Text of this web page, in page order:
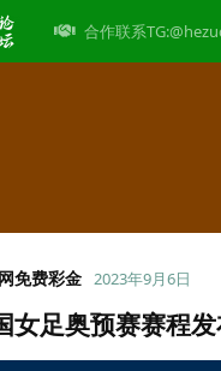
合作联系
免费彩金 2023年9月6日
女足奥预赛赛程